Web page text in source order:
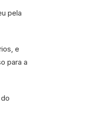
pela
e
para a